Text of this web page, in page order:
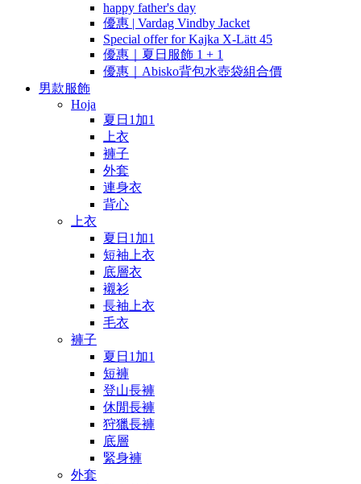
happy father's day
優惠 | Vardag Vindby Jacket
Special offer for Kajka X-Lätt 45
優惠｜夏日服飾 1 + 1
優惠｜Abisko背包水壺袋組合價
男款服飾
Hoja
夏日1加1
上衣
褲子
外套
連身衣
背心
上衣
夏日1加1
短袖上衣
底層衣
襯衫
長袖上衣
毛衣
褲子
夏日1加1
短褲
登山長褲
休閒長褲
狩獵長褲
底層
緊身褲
外套